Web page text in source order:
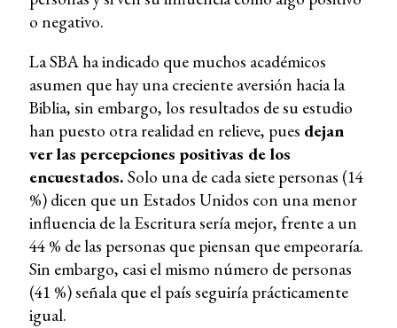
o negativo.
La SBA ha indicado que muchos académicos
asumen que hay una creciente aversión hacia la
Biblia, sin embargo, los resultados de su estudio
han puesto otra realidad en relieve, pues dejan
ver las percepciones positivas de los
encuestados. Solo una de cada siete personas (14
%) dicen que un Estados Unidos con una menor
influencia de la Escritura sería mejor, frente a un
44 % de las personas que piensan que empeoraría.
Sin embargo, casi el mismo número de personas
(41 %) señala que el país seguiría prácticamente
igual.